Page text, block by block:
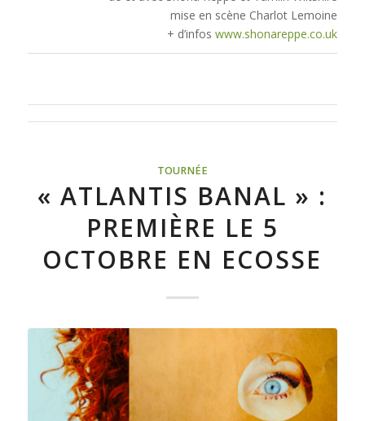
mise en scène Charlot Lemoine
+ d’infoswww.shonareppe.co.uk
TOURNÉE
« ATLANTIS BANAL » :
PREMIÈRE LE 5
OCTOBRE EN ECOSSE